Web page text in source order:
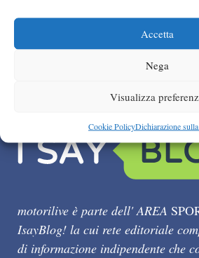
Accetta
Nega
Visualizza
Cookie PolicyDichiarazione
motorilive è parte dell' AREA
IsayBlog! la cui rete editoriale
di informazione indipendente che